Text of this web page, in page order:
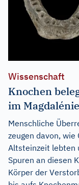
Wissenschaft
Knochen
im
Menschliche
zeugen davon,
Altsteinzeit lebten
Spuren an diesen
Körper der